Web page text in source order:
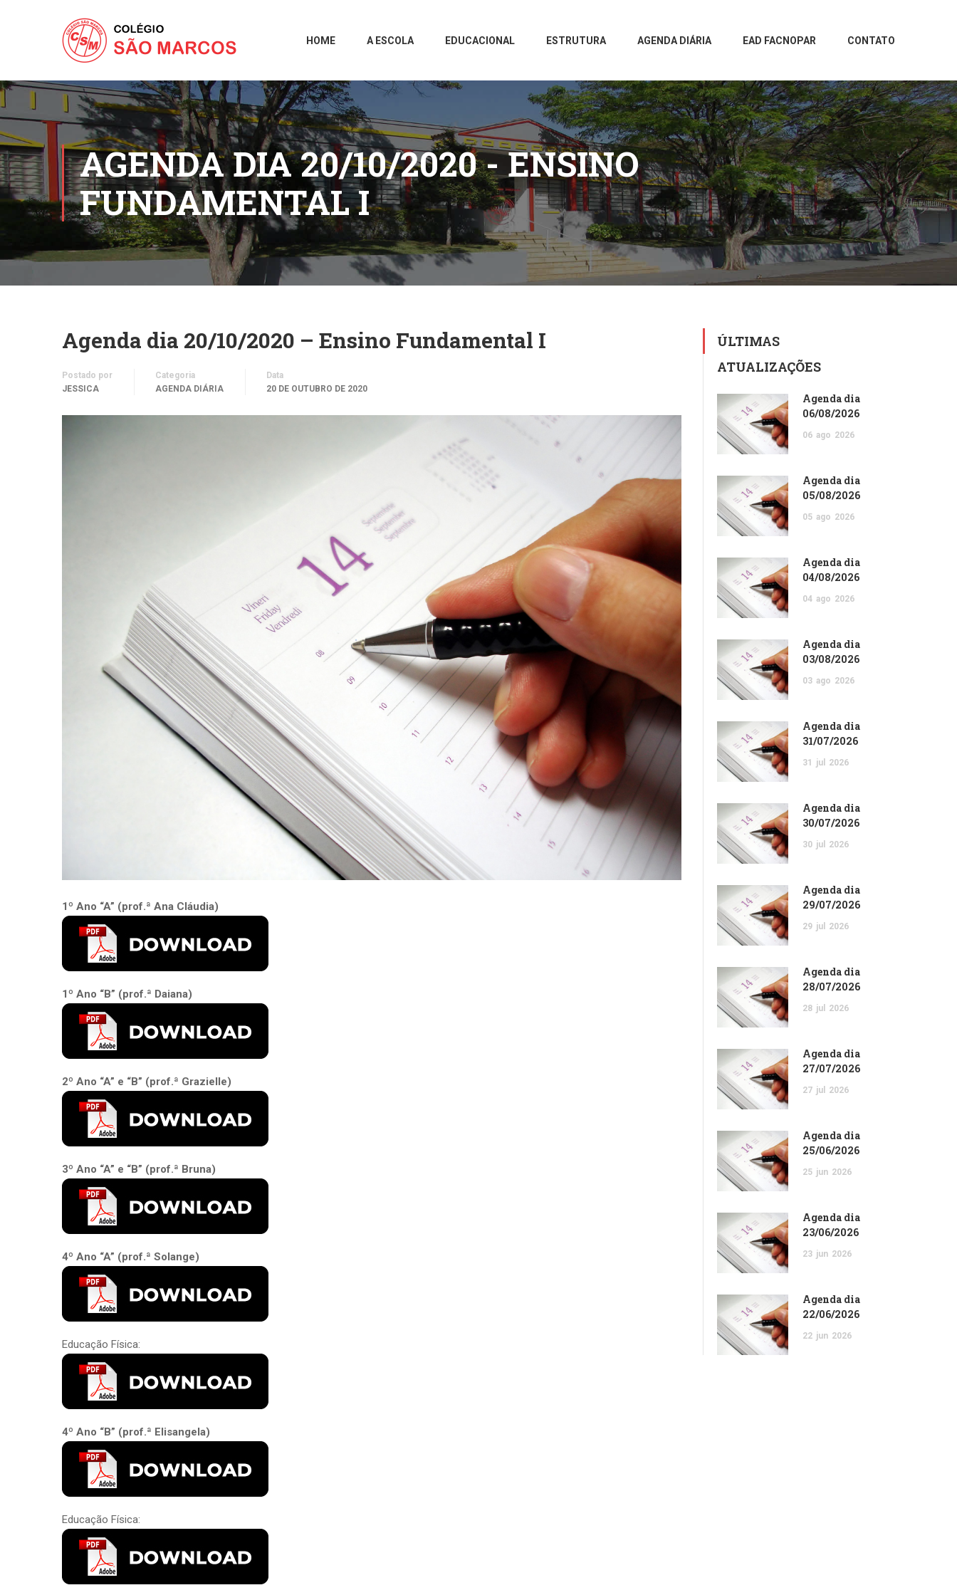
HOME A ESCOLA EDUCACIONAL ESTRUTURA AGENDA DIÁRIA EAD FACNOPAR CONTATO
AGENDA DIA 20/10/2020 - ENSINO
FUNDAMENTAL I
Agenda dia 20/10/2020 – Ensino Fundamental I
Postado por
JESSICA
Categoria
AGENDA DIÁRIA
Data
20 DE OUTUBRO DE 2020
1º Ano “A” (prof.ª Ana Cláudia)
1º Ano “B” (prof.ª Daiana)
2º Ano “A” e “B” (prof.ª Grazielle)
3º Ano “A” e “B” (prof.ª Bruna)
4º Ano “A” (prof.ª Solange)
Educação Física:
4º Ano “B” (prof.ª Elisangela)
Educação Física:
ÚLTIMAS
ATUALIZAÇÕES
Agenda dia
06/08/2026
06 ago 2026
Agenda dia
05/08/2026
05 ago 2026
Agenda dia
04/08/2026
04 ago 2026
Agenda dia
03/08/2026
03 ago 2026
Agenda dia
31/07/2026
31 jul 2026
Agenda dia
30/07/2026
30 jul 2026
Agenda dia
29/07/2026
29 jul 2026
Agenda dia
28/07/2026
28 jul 2026
Agenda dia
27/07/2026
27 jul 2026
Agenda dia
25/06/2026
25 jun 2026
Agenda dia
23/06/2026
23 jun 2026
Agenda dia
22/06/2026
22 jun 2026